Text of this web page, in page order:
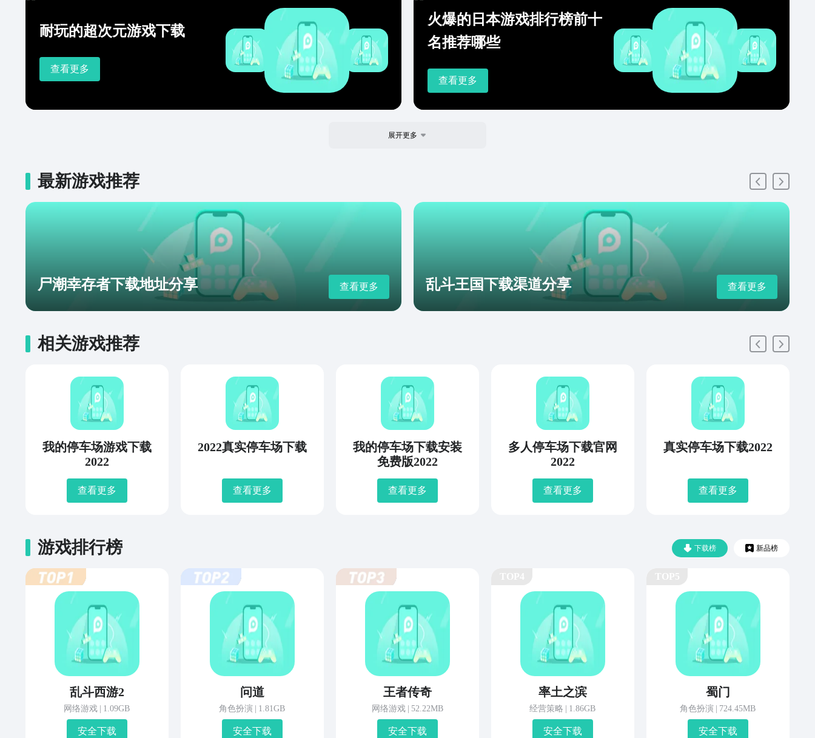
耐玩的超次元游戏下载
查看更多
火爆的日本游戏排行榜前十
名推荐哪些
查看更多
展开更多
最新游戏推荐
尸潮幸存者下载地址分享 查看更多 乱斗王国下载渠道分享 查看更多
相关游戏推荐
我的停车场游戏下载
2022
查看更多
2022真实停车场下载
查看更多
我的停车场下载安装
免费版2022
查看更多
多人停车场下载官网
2022
查看更多
真实停车场下载2022
查看更多
下载榜 新品榜
游戏排行榜
乱斗西游2
网络游戏 1.09GB
安 全 下 载
问道
角色扮演 1.81GB
安 全 下 载
王者传奇
网络游戏 52.22MB
安 全 下 载
率土之滨
经营策略 1.86GB
安 全 下 载
蜀门
角色扮演 724.45MB
安 全 下 载